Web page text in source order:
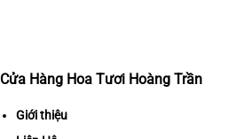
Cửa Hàng Hoa Tươi Hoàng Trần
Giới thiệu